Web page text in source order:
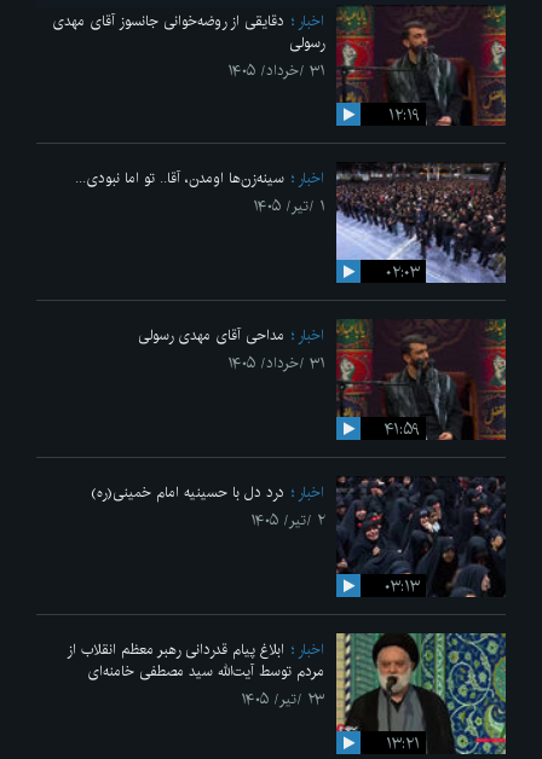
۱۲:۱۹
اخبار
دقایقی از روضه‌خوانی جانسوز آقای مهدی
رسولی
۳۱ /خرداد/ ۱۴۰۵
۰۲:۰۳
اخبار
سینه‌زن‌ها اومدن،‌ آقا.. تو اما نبودی...
۱ /تیر/ ۱۴۰۵
۴۱:۵۹
اخبار
مداحی آقای مهدی رسولی
۳۱ /خرداد/ ۱۴۰۵
۰۳:۱۳
اخبار
درد دل با حسینیه امام خمینی(ره)
۲ /تیر/ ۱۴۰۵
۱۳:۲۱
اخبار
ابلاغ پیام قدردانی رهبر معظم انقلاب از
مردم توسط آیت‌الله سید مصطفی خامنه‌ای
۲۳ /تیر/ ۱۴۰۵